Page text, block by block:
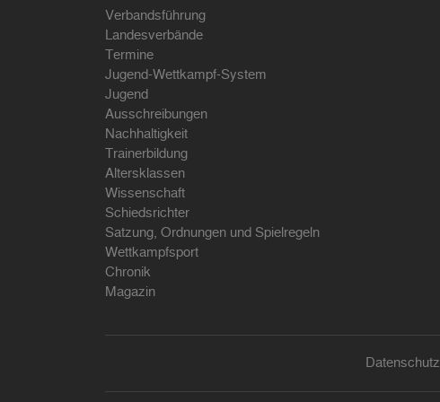
Verbandsführung
Landesverbände
Termine
Jugend-Wettkampf-System
Jugend
Ausschreibungen
Nachhaltigkeit
Trainerbildung
Altersklassen
Wissenschaft
Schiedsrichter
Satzung, Ordnungen und Spielregeln
Wettkampfsport
Chronik
Magazin
Datenschutz